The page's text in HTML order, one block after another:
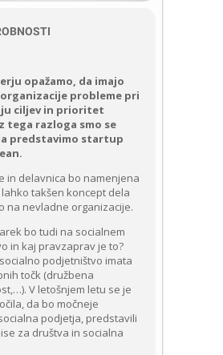
opažamo, da imajo
probleme pri
ciljev in prioritet
tega razloga smo se
predstavimo startup
in delavnica bo namenjena
takšen koncept dela
na nevladne organizacije.
bo tudi na socialnem
in kaj pravzaprav je to?
podjetništvo imata
točk (družbena
V letošnjem letu se je
da bo močneje
podjetja, predstavili
za društva in socialna